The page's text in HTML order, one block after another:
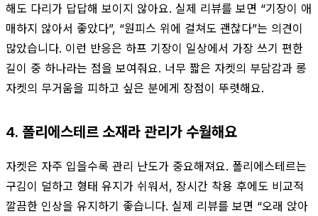
해도 다리가 답답해 보이지 않아요. 실제 리뷰를 보면 “기장이 애
매하지 않아서 좋았다”, “원피스 위에 걸쳐도 괜찮다”는 의견이
많았습니다. 이런 반응은 하프 기장이 일상에서 가장 쓰기 편한
길이 중 하나라는 점을 보여줘요. 너무 짧은 자켓의 부담감과 롱
자켓의 무거움을 피하고 싶은 분에게 장점이 뚜렷해요.
4. 폴리에스테르 소재라 관리가 수월해요
자켓은 자주 입을수록 관리 난도가 중요해져요. 폴리에스테르는
구김이 덜하고 형태 유지가 쉬워서, 장시간 착용 후에도 비교적
깔끔한 인상을 유지하기 좋습니다. 실제 리뷰를 보면 “오래 앉아